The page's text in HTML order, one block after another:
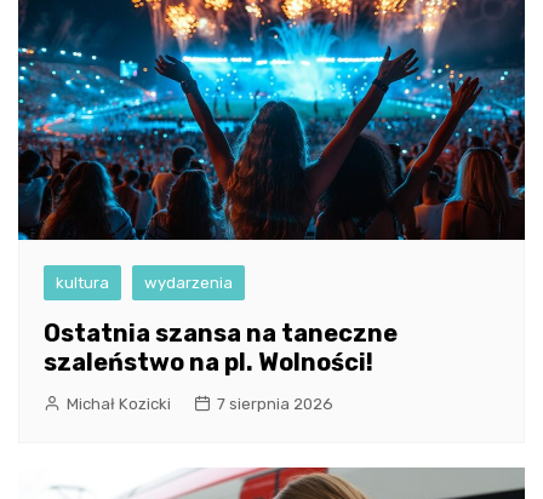
kultura wydarzenia
Ostatnia szansa na taneczne
szaleństwo na pl. Wolności!
Michał Kozicki 7 sierpnia 2026